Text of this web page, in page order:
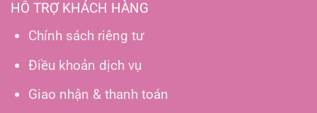
HỖ TRỢ KHÁCH HÀNG
Chính sách riêng tư
Điều khoản dịch vụ
Giao nhận & thanh toán